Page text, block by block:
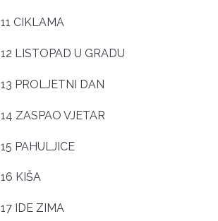
11 CIKLAMA
12 LISTOPAD U GRADU
13 PROLJETNI DAN
14 ZASPAO VJETAR
15 PAHULJICE
16 KIŠA
17 IDE ZIMA